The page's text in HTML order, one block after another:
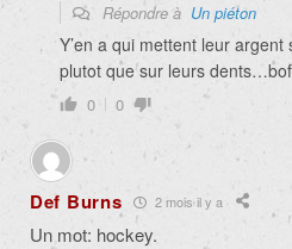
Répondre à Un piéton
Y’en a qui mettent leur
plutot que sur leurs
0 0
Def Burns 2 mois il y a
Un mot: hockey.